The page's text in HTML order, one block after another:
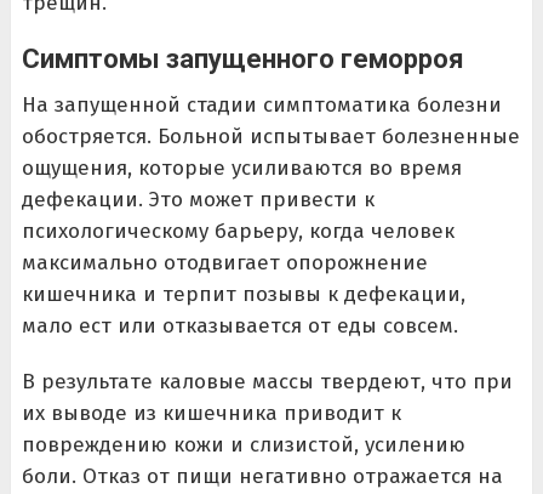
Симптомы запущенного геморроя
На запущенной стадии симптоматика болезни
обостряется. Больной испытывает болезненные
ощущения, которые усиливаются во время
дефекации. Это может привести к
психологическому барьеру, когда человек
максимально отодвигает опорожнение
кишечника и терпит позывы к дефекации,
мало ест или отказывается от еды совсем.
В результате каловые массы твердеют, что при
их выводе из кишечника приводит к
повреждению кожи и слизистой, усилению
боли. Отказ от пищи негативно отражается на